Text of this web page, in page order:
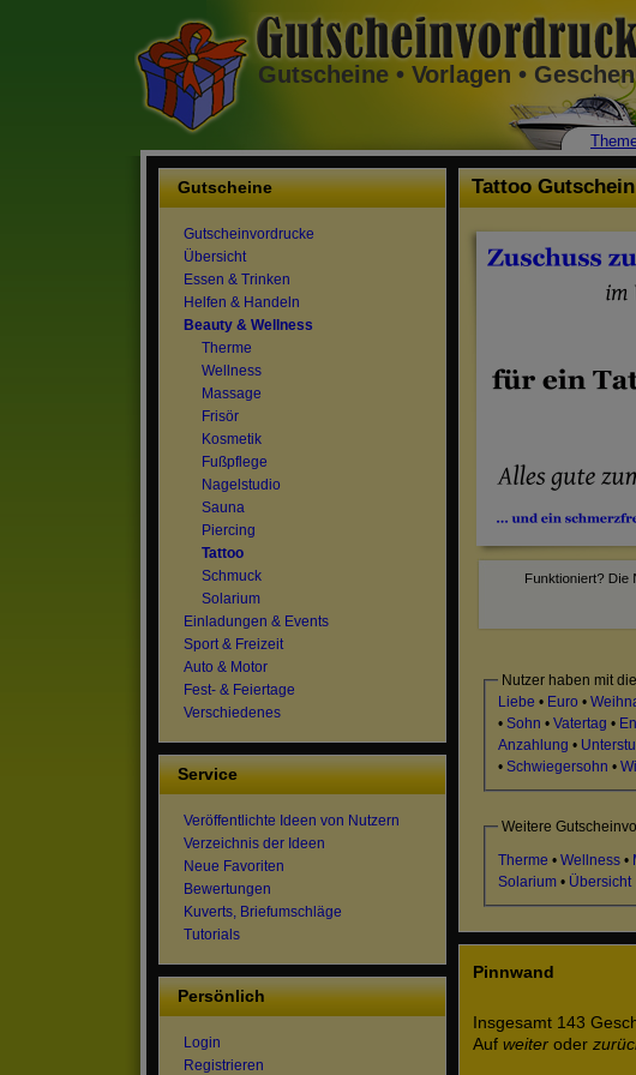
Gutscheine • Vorlagen •
Tattoo Gutschein
Nutzer haben mit
Liebe • Euro •
• Sohn • Vatertag •
Anzahlung •
• Schwiegersohn •
Weitere
Therme • Wellness •
Solarium • Übersicht
Pinnwand
Insgesamt 143
Auf weiter oder
Gutscheine
Gutscheinvordrucke
Übersicht
Essen & Trinken
Helfen & Handeln
Beauty & Wellness
Therme
Wellness
Massage
Frisör
Kosmetik
Fußpflege
Nagelstudio
Sauna
Piercing
Tattoo
Schmuck
Solarium
Einladungen & Events
Sport & Freizeit
Auto & Motor
Fest- & Feiertage
Verschiedenes
Service
Veröffentlichte Ideen von Nutzern
Verzeichnis der Ideen
Neue Favoriten
Bewertungen
Kuverts, Briefumschläge
Tutorials
Persönlich
Login
Registrieren